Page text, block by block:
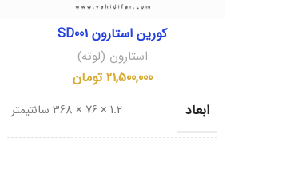
کورین استارون SD001
استارون (لوته)
21,500,000 تومان
ابعاد
1.2 × 76 × 368 سانتیمتر